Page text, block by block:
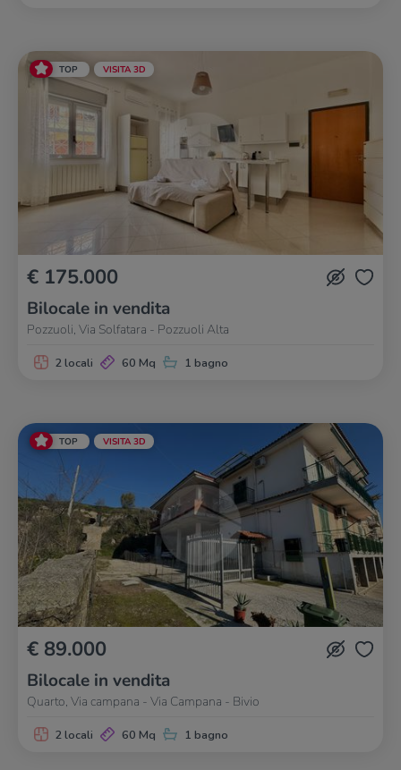
TOP VISITA 3D
€ 175.000
Bilocale in vendita
Pozzuoli, Via Solfatara - Pozzuoli Alta
2 locali 60 Mq 1 bagno
TOP VISITA 3D
€ 89.000
Bilocale in vendita
Quarto, Via campana - Via Campana - Bivio
2 locali 60 Mq 1 bagno